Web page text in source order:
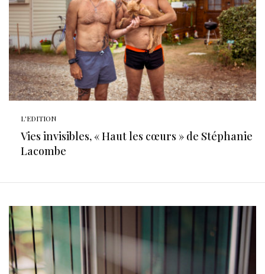
L'EDITION
Vies invisibles, « Haut les cœurs » de Stéphanie
Lacombe